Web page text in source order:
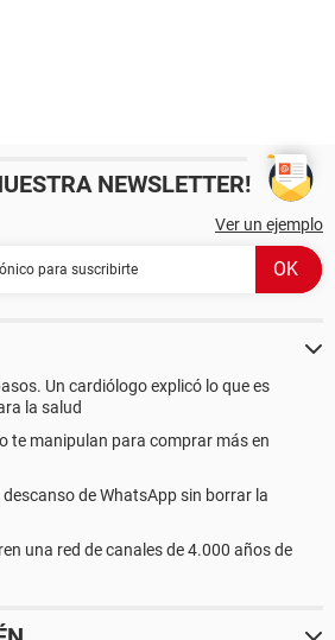
NEWSLETTER!
Ver un ejemplo
Un cardiólogo explicó lo que es
la salud
te manipulan para comprar más en
de WhatsApp sin borrar la
una red de canales de 4.000 años de